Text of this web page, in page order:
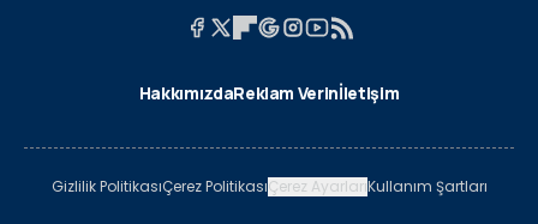
HakkımızdaReklam Verinİletişim
Gizlilik PolitikasıÇerez PolitikasıÇerez AyarlarıKullanım Şartları